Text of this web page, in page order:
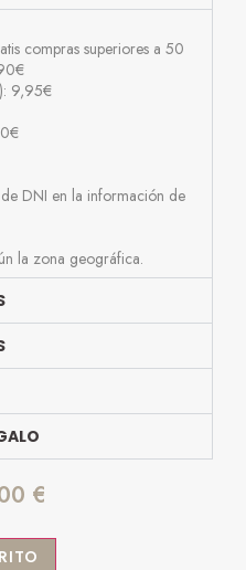
compras superiores a 50
9,95€
DNI en la información de
la zona geográfica.
€